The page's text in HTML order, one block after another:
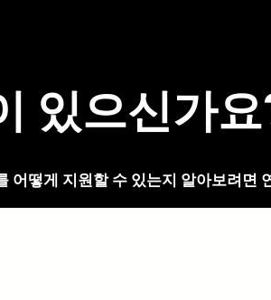
있으신가
어떻게 지원할 수 있는지 알아보려면